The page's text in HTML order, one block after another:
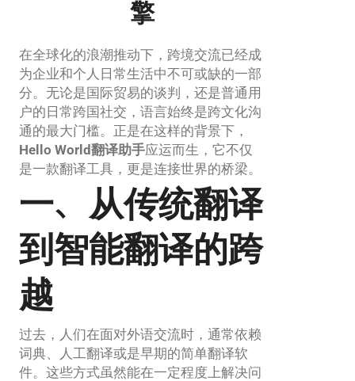
擎
在全球化的浪潮推动下，跨境交流已经成
为企业和个人日常生活中不可或缺的一部
分。无论是国际贸易的谈判，还是普通用
户的日常跨国社交，语言始终是跨文化沟
通的最大门槛。正是在这样的背景下，
Hello World翻译助手应运而生，它不仅
是一款翻译工具，更是连接世界的桥梁。
一、从传统翻译
到智能翻译的跨
越
过去，人们在面对外语交流时，通常依赖
词典、人工翻译或是早期的简单翻译软
件。这些方式虽然能在一定程度上解决问